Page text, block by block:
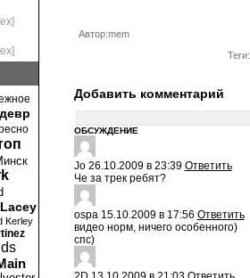
Автор:mem
Теги:
Добавить комментарий
ОБСУЖДЕНИЕ
Jo 26.10.2009 в 23:39 Ответить
Че за трек ребят?
ospa 15.10.2009 в 17:56 Ответить
видео норм, ничего особенного)
спс)
Kerley